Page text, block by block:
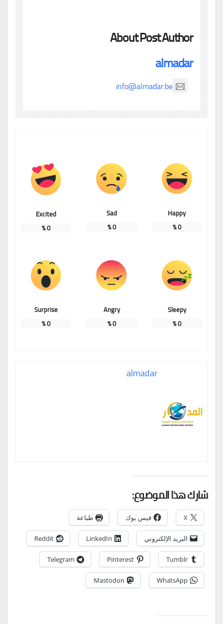
About Post Author
almadar
info@almadar.be
Happy
0
%
Sad
0
%
Excited
0
%
Sleepy
0
%
Angry
0
%
Surprise
0
%
almadar
شارك هذا الموضوع:
X فيس بوك طباعة
البريد الإلكتروني LinkedIn
Reddit
Tumblr
Pinterest
Telegram
WhatsApp
Mastodon